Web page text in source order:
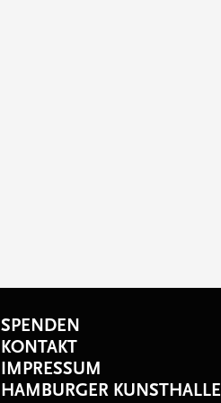
SPENDEN
KONTAKT
IMPRESSUM
HAMBURGER KUNSTHALLE